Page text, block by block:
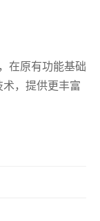
在原有功能基础
，提供更丰富